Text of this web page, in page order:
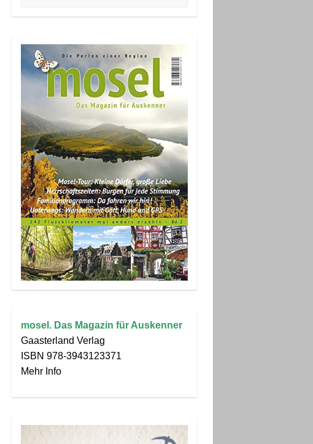
mosel. Das Magazin für Auskenner
Gaasterland Verlag
ISBN 978-3943123371
Mehr Info